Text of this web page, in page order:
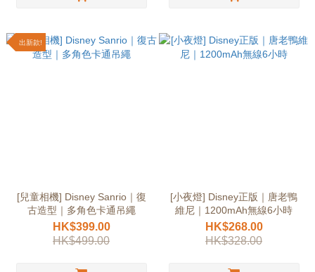
出新款!
[兒童相機] Disney Sanrio｜復
古造型｜多角色卡通吊繩
HK$399.00
HK$499.00
[小夜燈] Disney正版｜唐老鴨
維尼｜1200mAh無線6小時
HK$268.00
HK$328.00